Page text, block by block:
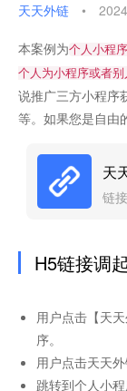
天天外链 •
本案例为个人小程
个人为小程序或者
说推广三方小程序
等。如果您是自由
天
链
H5链接调
用户点击【天
序。
用户点击天天
跳转到个人小程